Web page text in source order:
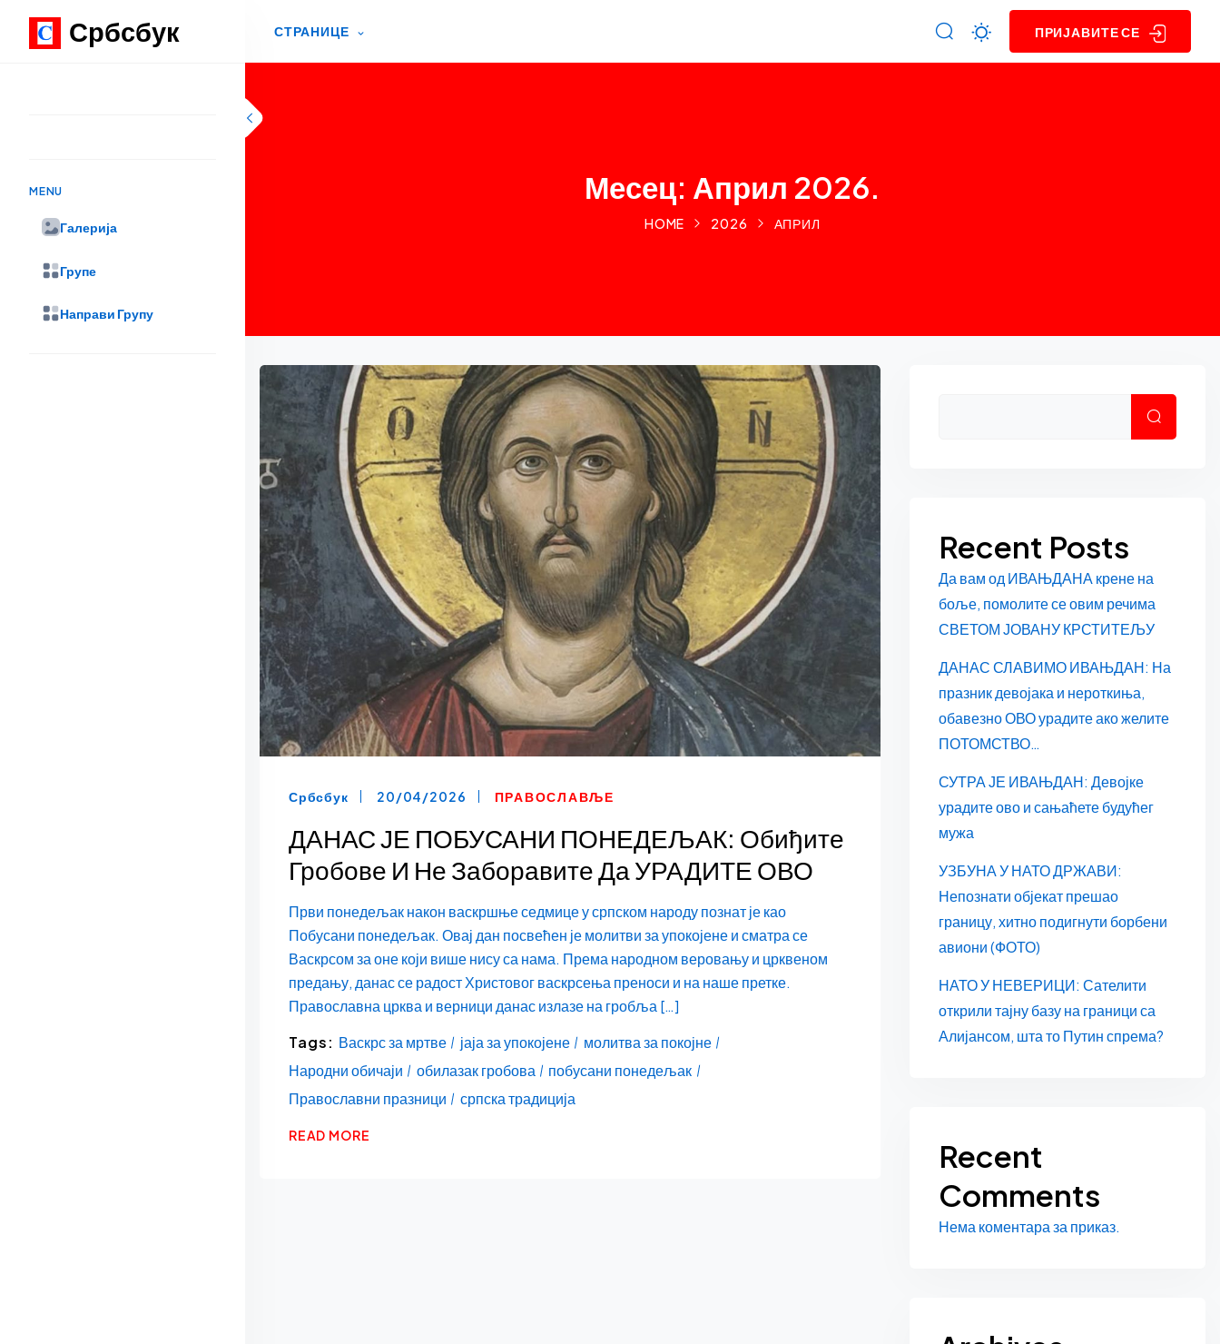
Србсбук
MENU
Галерија
Групе
Направи Групу
СТРАНИЦЕ ПРИЈАВИТЕ СЕ
Месец: Април 2026.
HOME 2026 АПРИЛ
Србсбук 20/04/2026 ПРАВОСЛАВЉЕ
ДАНАС ЈЕ ПОБУСАНИ ПОНЕДЕЉАК: Обиђите
Гробове И Не Заборавите Да УРАДИТЕ ОВО
Први понедељак након васкршње седмице у српском народу познат је као
Побусани понедељак. Овај дан посвећен је молитви за упокојене и сматра се
Васкрсом за оне који више нису са нама. Према народном веровању и црквеном
предању, данас се радост Христовог васкрсења преноси и на наше претке.
Православна црква и верници данас излазе на гробља […]
Tags: Васкрс за мртве јаја за упокојене
молитва за покојне
Народни обичаји
обилазак гробова
побусани понедељак
Православни празници
српска традиција
READ MORE
Recent Posts
Да вам од ИВАЊДАНА крене на
боље, помолите се овим речима
СВЕТОМ ЈОВАНУ КРСТИТЕЉУ
ДАНАС СЛАВИМО ИВАЊДАН: На
празник девојака и нероткиња,
обавезно ОВО урадите ако желите
ПОТОМСТВО…
СУТРА ЈЕ ИВАЊДАН: Девојке
урадите ово и сањаћете будућег
мужа
УЗБУНА У НАТО ДРЖАВИ:
Непознати објекат прешао
границу, хитно подигнути борбени
авиони (ФОТО)
НАТО У НЕВЕРИЦИ: Сателити
открили тајну базу на граници са
Алијансом, шта то Путин спрема?
Recent
Comments
Нема коментара за приказ.